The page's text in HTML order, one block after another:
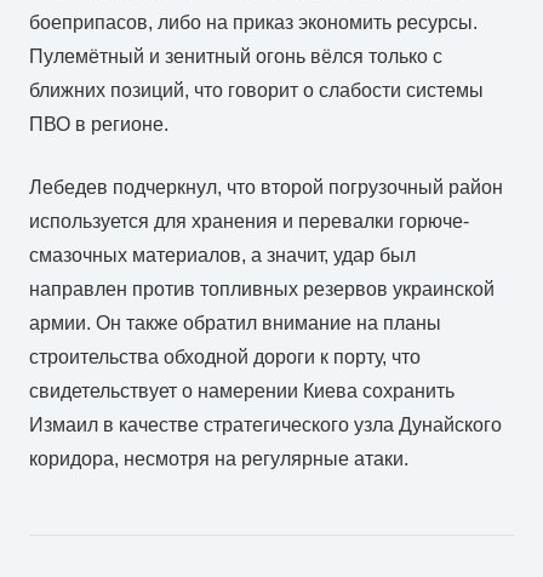
боеприпасов, либо на приказ экономить ресурсы.
Пулемётный и зенитный огонь вёлся только с
ближних позиций, что говорит о слабости системы
ПВО в регионе.
Лебедев подчеркнул, что второй погрузочный район
используется для хранения и перевалки горюче-
смазочных материалов, а значит, удар был
направлен против топливных резервов украинской
армии. Он также обратил внимание на планы
строительства обходной дороги к порту, что
свидетельствует о намерении Киева сохранить
Измаил в качестве стратегического узла Дунайского
коридора, несмотря на регулярные атаки.